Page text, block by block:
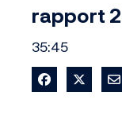
rapport
35:45
Share onShare